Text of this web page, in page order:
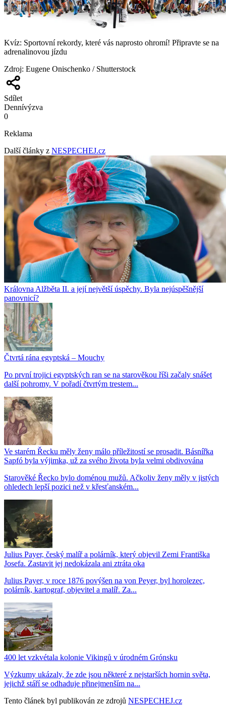
Kvíz: Sportovní rekordy, které vás naprosto ohromí! Připravte se na
adrenalinovou jízdu
Zdroj: Eugene Onischenko / Shutterstock
Sdílet
Dennívýzva
0
Reklama
Další články z NESPECHEJ.cz
Královna Alžběta II. a její největší úspěchy. Byla nejúspěšnější
panovnicí?
Čtvrtá rána egyptská – Mouchy
Po první trojici egyptských ran se na starověkou říši začaly snášet
další pohromy. V pořadí čtvrtým trestem...
Ve starém Řecku měly ženy málo příležitostí se prosadit. Básnířka
Sapfó byla výjimka, už za svého života byla velmi obdivována
Starověké Řecko bylo doménou mužů. Ačkoliv ženy měly v jistých
ohledech lepší pozici než v křesťanském...
Julius Payer, český malíř a polárník, který objevil Zemi Františka
Josefa. Zastavit jej nedokázala ani ztráta oka
Julius Payer, v roce 1876 povýšen na von Peyer, byl horolezec,
polárník, kartograf, objevitel a malíř. Za...
400 let vzkvétala kolonie Vikingů v úrodném Grónsku
Výzkumy ukázaly, že zde jsou některé z nejstarších hornin světa,
jejichž stáří se odhaduje přinejmenším na...
Tento článek byl publikován ze zdrojů NESPECHEJ.cz